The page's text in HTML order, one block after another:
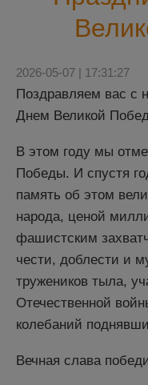
2026-05-07 | 17:31:27
Поздравляем вас с
Днем Великой
В этом году мы
Победы. И спустя
память об этом
народа, ценой
фашистским
чести, доблести и
тружеников тыла,
Отечественной
колебаний
Вечная слава